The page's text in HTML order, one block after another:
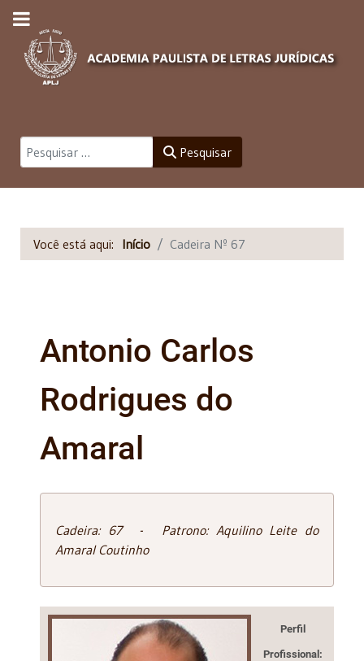
Pesquisar Pesquisar
Você está aqui: Início Cadeira Nº 67
Antonio Carlos
Rodrigues do
Amaral
Cadeira: 67 - Patrono: Aquilino Leite do
Amaral Coutinho
Perfil
Profissional: